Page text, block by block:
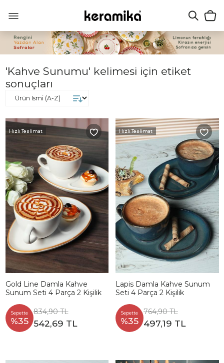
'Kahve Sunumu' kelimesi için etiket
sonuçları
Hızlı Teslimat
Gold Line Damla Kahve
Sunum Seti 4 Parça 2 Kişilik
Sepette
%35
834,90 TL
542,69 TL
Hızlı Teslimat
Lapis Damla Kahve Sunum
Seti 4 Parça 2 Kişilik
Sepette
%35
764,90 TL
497,19 TL